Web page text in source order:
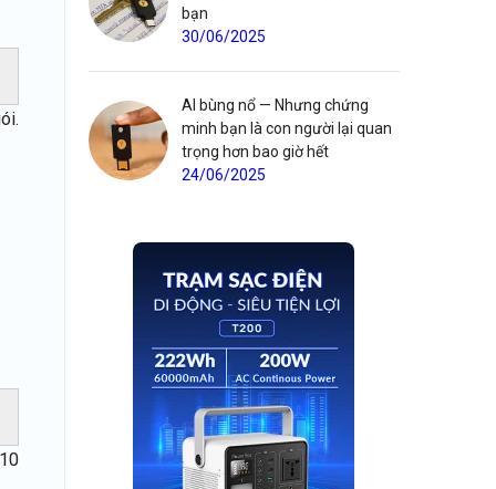
bạn
30/06/2025
AI bùng nổ — Nhưng chứng
minh bạn là con người lại quan
trọng hơn bao giờ hết
24/06/2025